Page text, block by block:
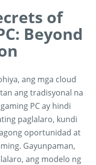
of
Beyond
ang mga cloud
ang tradisyonal na
PC ay hindi
paglalaro, kundi
oportunidad at
Gayunpaman,
ang modelo ng